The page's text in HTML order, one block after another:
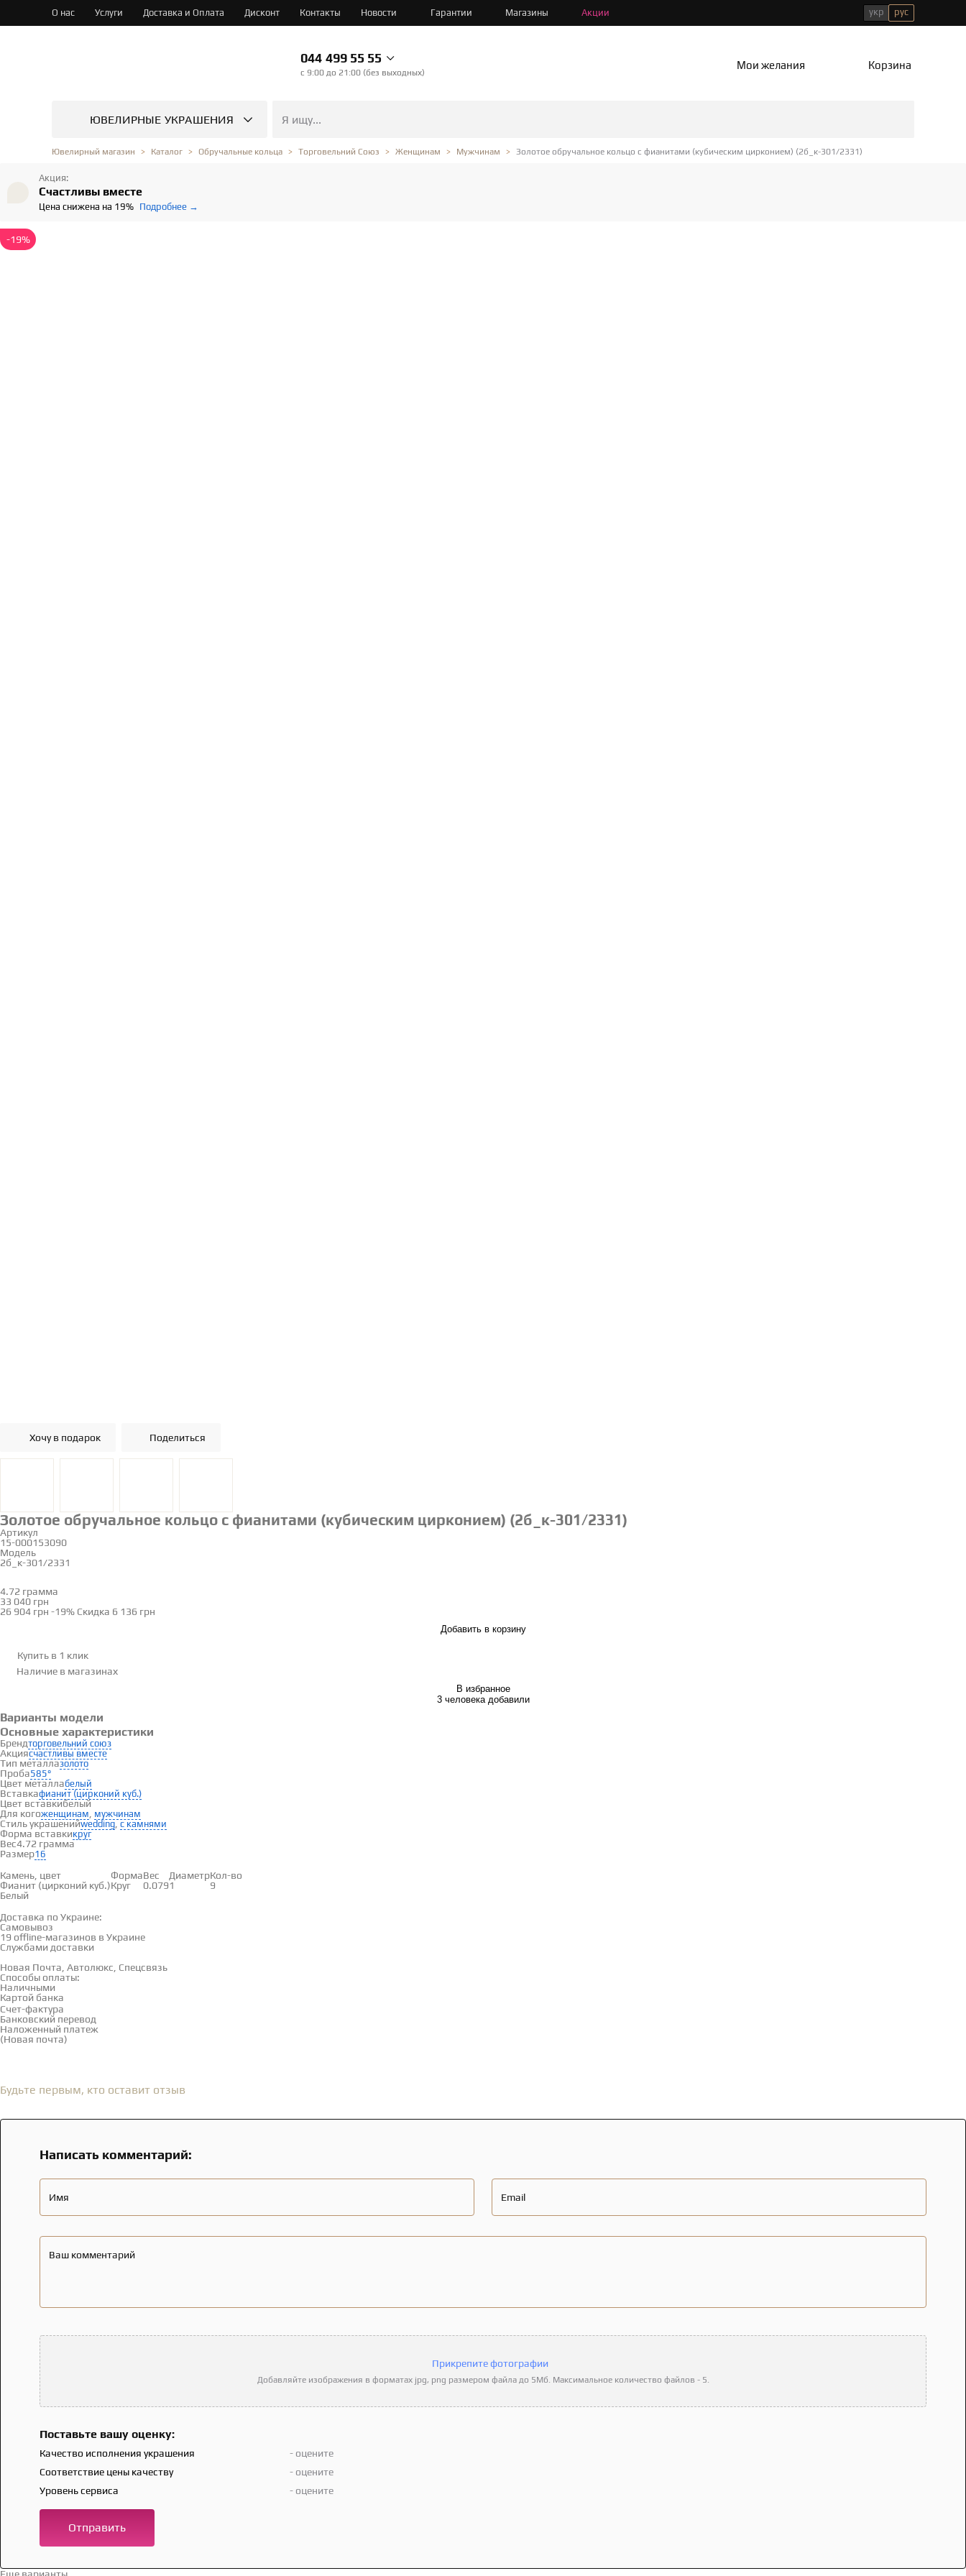
О нас Услуги Доставка и Оплата Дисконт Контакты Новости Гарантии Магазины Акции укр рус
044 499 55 55
c 9:00 до 21:00 (без выходных)
Мои желания Корзина
ЮВЕЛИРНЫЕ УКРАШЕНИЯ
Ювелирный магазин Каталог Обручальные кольца Торговельний Союз Женщинам Мужчинам Золотое обручальное кольцо с фианитами (кубическим цирконием) (2б_к-301/2331)
Акция:
Счастливы вместе
Цена снижена на 19% Подробнее →
-19%
Хочу в подарок Поделиться
Золотое обручальное кольцо с фианитами (кубическим цирконием) (2б_к-301/2331)
Артикул
15-000153090
Модель
2б_к-301/2331
4.72 грамма
33 040 грн
26 904 грн -19% Скидка 6 136 грн
Добавить в корзину
Купить в 1 клик
Наличие в магазинах
В избранное
3 человека добавили
Варианты модели
Основные характеристики
Брендторговельний союз
Акциясчастливы вместе
Тип металлазолото
Проба585°
Цвет металлабелый
Вставкафианит (цирконий куб.)
Цвет вставкибелый
Для когоженщинам мужчинам
Стиль украшенийwedding,с камнями
Форма вставкикруг
Вес4.72 грамма
Размер16
Вставки
Камень, цвет ФормаВес ДиаметрКол-во
Фианит (цирконий куб.)
Белый
Круг 0.0791 9
Доставка по Украине:
Самовывоз
19 offline-магазинов в Украине
Службами доставки
Новая Почта, Автолюкс, Спецсвязь
Способы оплаты:
Наличными
Картой банка
Счет-фактура
Банковский перевод
Наложенный платеж
(Новая почта)
Будьте первым, кто оставит отзыв
Написать комментарий:
Имя Email
Ваш комментарий
Прикрепите фотографии
Добавляйте изображения в форматах jpg, png размером файла до 5Мб. Максимальное количество файлов - 5.
Поставьте вашу оценку:
Качество исполнения украшения
- оцените
Соответствие цены качеству
- оцените
Уровень сервиса
- оцените
Отправить
Еще варианты